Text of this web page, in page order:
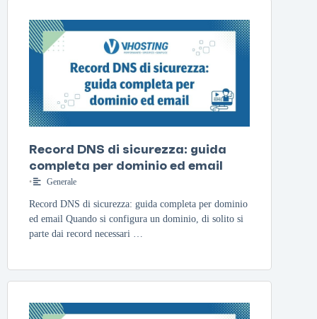
Record DNS di sicurezza: guida
completa per dominio ed email
• Generale
Record DNS di sicurezza: guida completa per dominio
ed email Quando si configura un dominio, di solito si
parte dai record necessari …